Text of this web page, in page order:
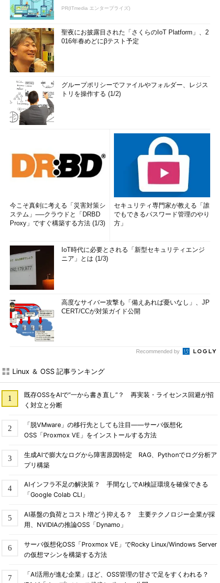
PR(ITmedia エンタープライズ)
聖夜にお披露目された「さくらのIoT Platform」、2
016年春めどにβテスト予定
グループポリシーでファイルやフォルダー、レジス
トリを操作する (1/2)
今こそ真剣に考える「災害対策シ
ステム」──クラウドと「DRBD
Proxy」ですぐ構築する方法 (1/3)
セキュリティ専門家が教える「誰
でもできるパスワード管理のやり
方」
IoT時代に必要とされる「新型セキュリティエンジ
ニア」とは (1/3)
高度なサイバー攻撃も「備えあれば憂いなし」、JP
CERT/CCが対策ガイド公開
Recommended by
Linux ＆ OSS 記事ランキング
既存OSSをAIで“一から書き直し”？ 再実装・ライセンス回避が招
く対立と分断
「脱VMware」の移行先としても注目――サーバ仮想化
OSS「Proxmox VE」をインストールする方法
生成AIで膨大なログから障害原因特定 RAG、Pythonでログ分析ア
プリ構築
AIインフラ不足の解決策？ 手間なしでAI検証環境を確保できる
「Google Colab CLI」
AI基盤の負荷とコスト増どう抑える？ 主要テクノロジー企業が採
用、NVIDIAの推論OSS「Dynamo」
サーバ仮想化OSS「Proxmox VE」でRocky Linux/Windows Server
の仮想マシンを構築する方法
「AI活用が進む企業」ほど、OSS管理の甘さで足をすくわれる？